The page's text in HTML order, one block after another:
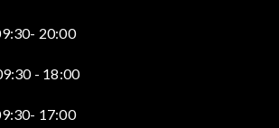
20:00
- 18:00
17:00